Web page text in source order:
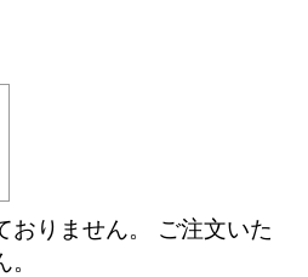
おりません。 ご注文いた